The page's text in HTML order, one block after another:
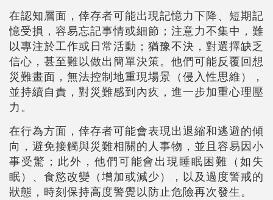
在認知層面，倖存者可能出現記憶力下降、短期記
憶受損，容易忘記事情或細節；注意力不集中，難
以專注於工作或日常活動；猶豫不決，對選擇缺乏
信心，甚至難以做出簡單決策。他們可能反覆回想
災難畫面，無法控制地重現場景（侵入性思維），
並持續自責，對災難感到內疚，進一步加重心理壓
力。
在行為方面，倖存者可能會表現出退縮和逃避的傾
向，避免接觸與災難相關的人事物，並且容易因小
事受驚；此外，他們可能會出現睡眠困難（如失
眠）、食慾改變（增加或減少），以及過度警戒的
狀態，時刻保持高度警覺以防止危險再次發生。